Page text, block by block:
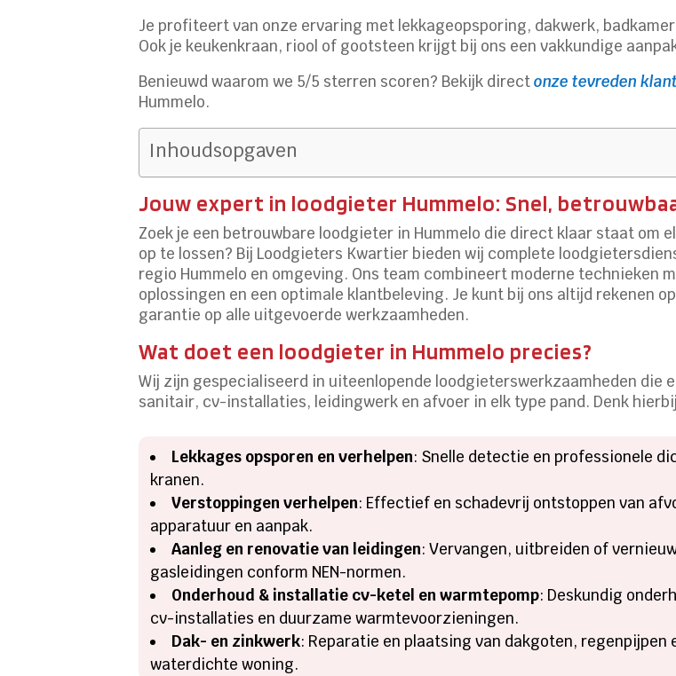
Je profiteert van onze ervaring met lekkageopsporing, dakwerk,
Ook je keukenkraan, riool of gootsteen krijgt bij ons een vakkundige
Benieuwd waarom we 5/5 sterren scoren? Bekijk directonze tevreden
Hummelo.
Inhoudsopgaven
Jouw expert in loodgieter Hummelo: Snel,
Zoek je een betrouwbare loodgieter in Hummelo die direct klaar staat
op te lossen? Bij Loodgieters Kwartier bieden wij complete
regio Hummelo en omgeving. Ons team combineert moderne technieken
oplossingen en een optimale klantbeleving. Je kunt bij ons altijd rekenen
garantie op alle uitgevoerde werkzaamheden.
Wat doet een loodgieter in Hummelo precies?
Wij zijn gespecialiseerd in uiteenlopende loodgieterswerkzaamheden die
sanitair, cv-installaties, leidingwerk en afvoer in elk type pand. Denk
Lekkages opsporen en verhelpen: Snelle detectie en professionele
kranen.
Verstoppingen verhelpen: Effectief en schadevrij ontstoppen van
apparatuur en aanpak.
Aanleg en renovatie van leidingen: Vervangen, uitbreiden of
gasleidingen conform NEN-normen.
Onderhoud & installatie cv-ketel en warmtepomp: Deskundig
cv-installaties en duurzame warmtevoorzieningen.
Dak- en zinkwerk: Reparatie en plaatsing van dakgoten,
waterdichte woning.